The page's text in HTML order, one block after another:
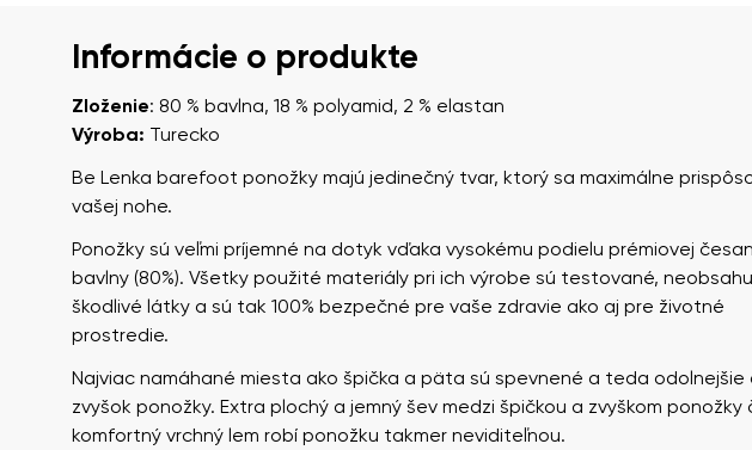
Informácie o produkte
Zloženie: 80 % bavlna, 18 % polyamid, 2 % elastan
Výroba: Turecko
Be Lenka barefoot ponožky majú jedinečný tvar, ktorý sa maximálne
vašej nohe.
Ponožky sú veľmi príjemné na dotyk vďaka vysokému podielu prémiovej
bavlny (80%). Všetky použité materiály pri ich výrobe sú testované,
škodlivé látky a sú tak 100% bezpečné pre vaše zdravie ako aj pre životné
prostredie.
Najviac namáhané miesta ako špička a päta sú spevnené a teda odolnejšie
zvyšok ponožky. Extra plochý a jemný šev medzi špičkou a zvyškom ponožky
komfortný vrchný lem robí ponožku takmer neviditeľnou.